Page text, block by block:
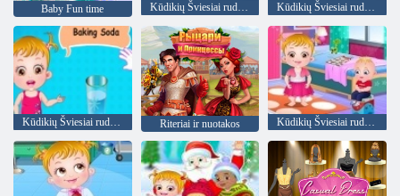
Baby Fun time Kūdikių Šviesiai ruda Flower Girl Kūdikių Šviesiai ruda mokosi Transporto priemonės
Kūdikių Šviesiai ruda Mokslas Garbingas Žaidimas Riteriai ir nuotakos Kūdikių Šviesiai ruda: diena darželyje